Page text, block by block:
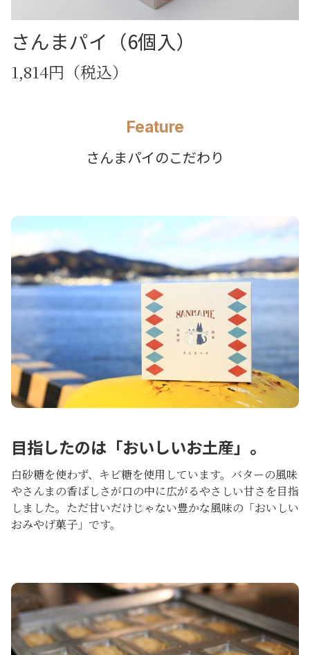
さんまパイ（6個入）
1,814円（税込）
Feature
さんまパイのこだわり
目指したのは「おいしいお土産」。
白砂糖を使わず、キビ糖を使用しています。バターの風味
やさんまの香ばしさが口の中に広がるやさしい甘さを目指
しました。ただ甘いだけじゃない豊かな風味の「おいしい
おみやげ菓子」です。